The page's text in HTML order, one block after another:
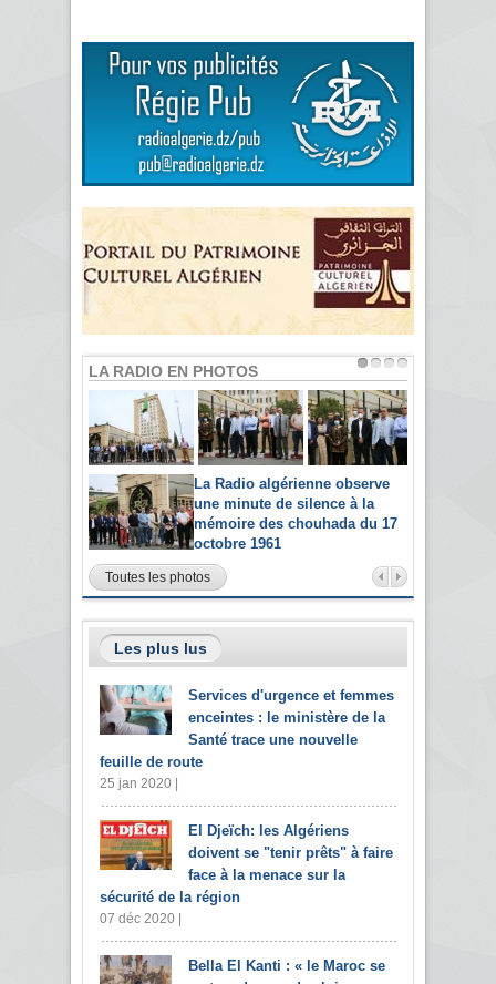
LA RADIO EN PHOTOS
La Radio algérienne observe
une minute de silence à la
mémoire des chouhada du 17
octobre 1961
Toutes les photos
Les plus lus
Services d'urgence et femmes
enceintes : le ministère de la
Santé trace une nouvelle
feuille de route
25 jan 2020 |
El Djeïch: les Algériens
doivent se "tenir prêts" à faire
face à la menace sur la
sécurité de la région
07 déc 2020 |
Bella El Kanti : « le Maroc se